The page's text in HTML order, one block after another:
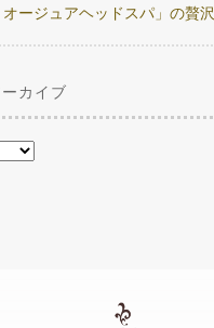
オージュアヘッドスパ」の贅沢
ーカイブ